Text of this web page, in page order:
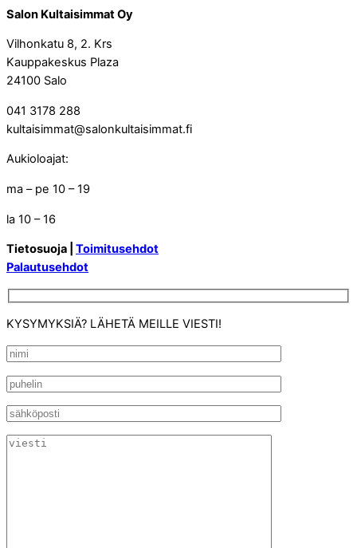
Salon Kultaisimmat Oy
Vilhonkatu 8, 2. Krs
Kauppakeskus Plaza
24100 Salo
041 3178 288
kultaisimmat@salonkultaisimmat.fi
Aukioloajat:
ma – pe 10 – 19
la 10 – 16
Tietosuoja | Toimitusehdot
Palautusehdot
KYSYMYKSIÄ? LÄHETÄ MEILLE VIESTI!